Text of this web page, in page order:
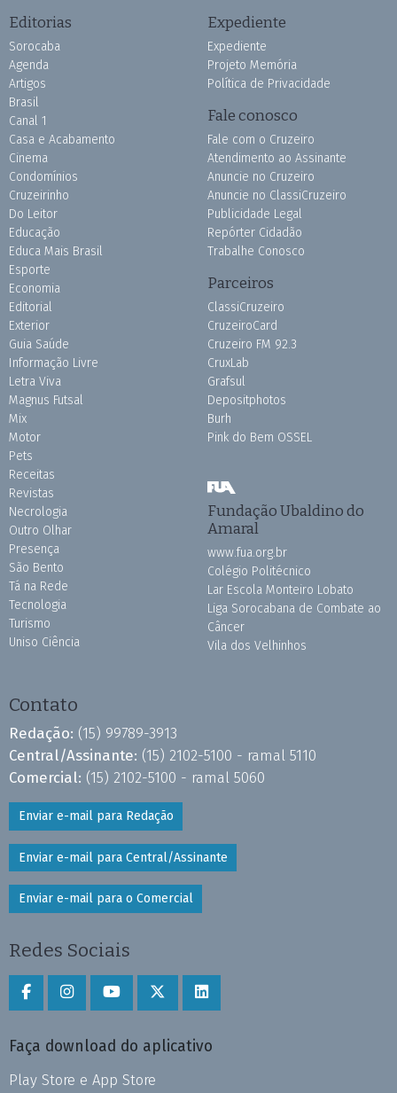
Editorias
Sorocaba
Agenda
Artigos
Brasil
Canal 1
Casa e Acabamento
Cinema
Condomínios
Cruzeirinho
Do Leitor
Educação
Educa Mais Brasil
Esporte
Economia
Editorial
Exterior
Guia Saúde
Informação Livre
Letra Viva
Magnus Futsal
Mix
Motor
Pets
Receitas
Revistas
Necrologia
Outro Olhar
Presença
São Bento
Tá na Rede
Tecnologia
Turismo
Uniso Ciência
Expediente
Expediente
Projeto Memória
Política de Privacidade
Fale conosco
Fale com o Cruzeiro
Atendimento ao Assinante
Anuncie no Cruzeiro
Anuncie no ClassiCruzeiro
Publicidade Legal
Repórter Cidadão
Trabalhe Conosco
Parceiros
ClassiCruzeiro
CruzeiroCard
Cruzeiro FM 92.3
CruxLab
Grafsul
Depositphotos
Burh
Pink do Bem OSSEL
Fundação Ubaldino do
Amaral
www.fua.org.br
Colégio Politécnico
Lar Escola Monteiro Lobato
Liga Sorocabana de Combate ao
Câncer
Vila dos Velhinhos
Contato
Redação: (15) 99789-3913
Central/Assinante: (15) 2102-5100 - ramal 5110
Comercial: (15) 2102-5100 - ramal 5060
Enviar e-mail para Redação
Enviar e-mail para Central/Assinante
Enviar e-mail para o Comercial
Redes Sociais
Faça download do aplicativo
Play Store e App Store